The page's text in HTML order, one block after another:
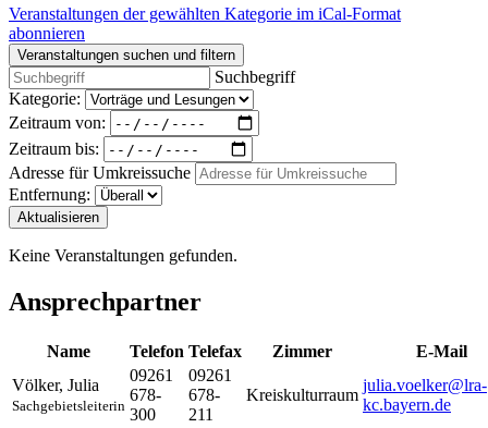
Veranstaltungen der gewählten Kategorie im iCal-Format
abonnieren
Veranstaltungen suchen und filtern
Suchbegriff
Kategorie:
Zeitraum von:
Zeitraum bis:
Adresse für Umkreissuche
Entfernung:
Aktualisieren
Keine Veranstaltungen gefunden.
Ansprechpartner
Name Telefon Telefax Zimmer
E-Mail
Völker, Julia
Sachgebietsleiterin
09261
678-
300
09261
678-
211
Kreiskulturraum
julia.voelker@lra-
kc.bayern.de